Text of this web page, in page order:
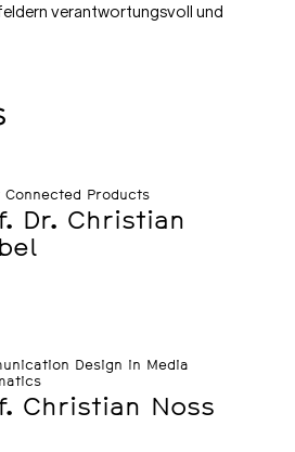
verantwortungsvoll und
Connected Products
Dr. Christian
Design in Media
Christian Noss